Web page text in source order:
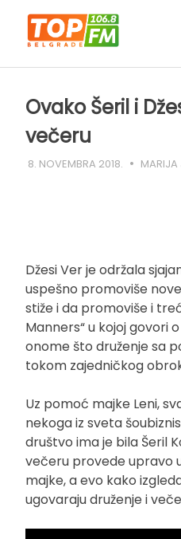
content
Ovako Šeril i
večeru
8. NOVEMBRA 2018.
Džesi Ver je održala
uspešno promoviše
stiže i da promoviše i
Manners“ u kojoj govori
onome što druženje sa
tokom zajedničkog
Uz pomoć majke Leni,
nekoga iz sveta
društvo ima je bila Šeril
večeru provede upravo
majke, a evo kako
ugovaraju druženje i